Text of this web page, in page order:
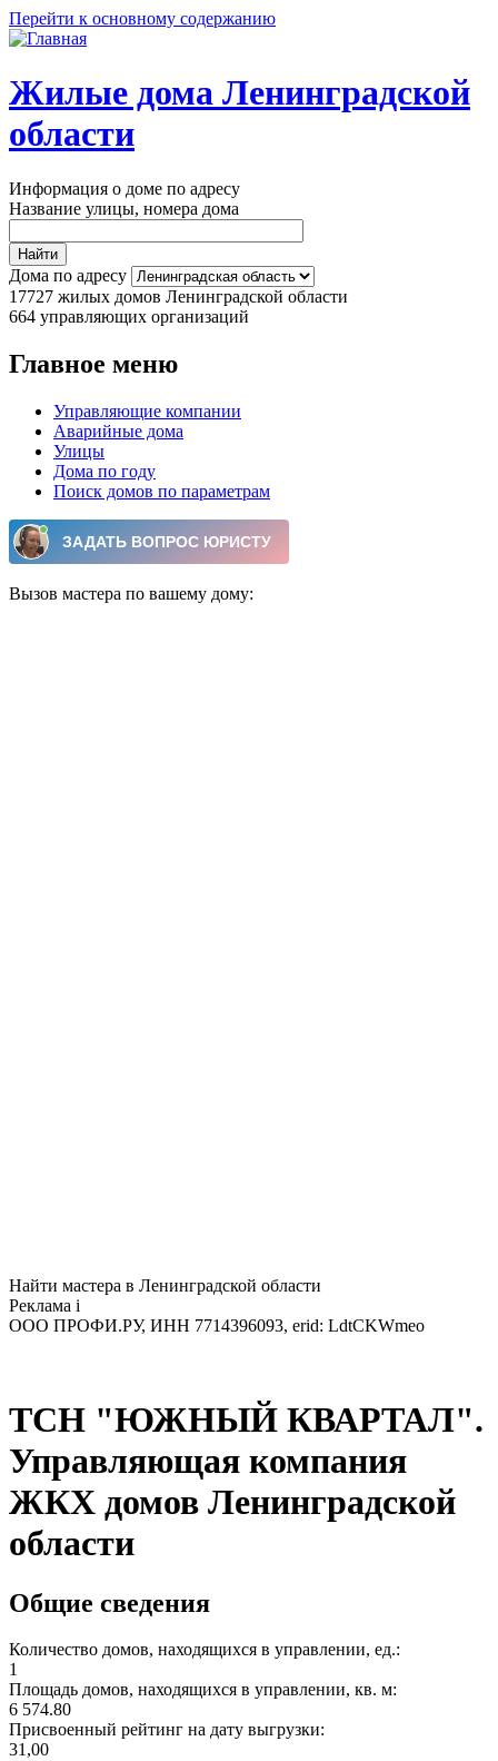
Перейти к основному содержанию
Жилые дома Ленинградской
области
Информация о доме по адресу
Название улицы, номера дома
Дома по адресу
17727 жилых домов Ленинградской области
664 управляющих организаций
Главное меню
Управляющие компании
Аварийные дома
Улицы
Дома по году
Поиск домов по параметрам
Вызов мастера по вашему дому:
Найти мастера в Ленинградской области
Реклама i
ООО ПРОФИ.РУ, ИНН 7714396093, erid: LdtCKWmeo
ТСН "ЮЖНЫЙ КВАРТАЛ".
Управляющая компания
ЖКХ домов Ленинградской
области
Общие сведения
Количество домов, находящихся в управлении, ед.:
1
Площадь домов, находящихся в управлении, кв. м:
6 574.80
Присвоенный рейтинг на дату выгрузки:
31,00